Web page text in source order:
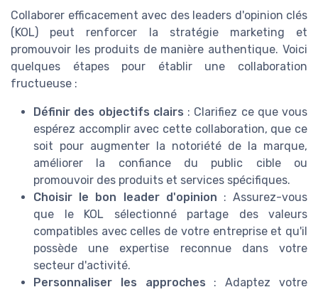
Collaborer efficacement avec des leaders d'opinion clés
(KOL) peut renforcer la stratégie marketing et
promouvoir les produits de manière authentique. Voici
quelques étapes pour établir une collaboration
fructueuse :
Définir des objectifs clairs : Clarifiez ce que vous
espérez accomplir avec cette collaboration, que ce
soit pour augmenter la notoriété de la marque,
améliorer la confiance du public cible ou
promouvoir des produits et services spécifiques.
Choisir le bon leader d'opinion : Assurez-vous
que le KOL sélectionné partage des valeurs
compatibles avec celles de votre entreprise et qu'il
possède une expertise reconnue dans votre
secteur d'activité.
Personnaliser les approches : Adaptez votre